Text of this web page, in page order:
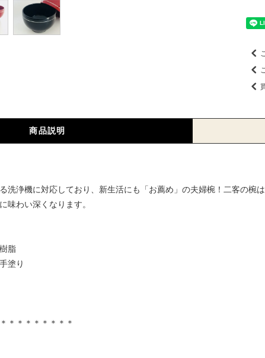
商品説明
洗浄機に対応しており、新生活にも「お薦め」の夫婦椀！二客の椀
味わい深くなります。
脂
塗り
＊＊＊＊＊＊＊＊